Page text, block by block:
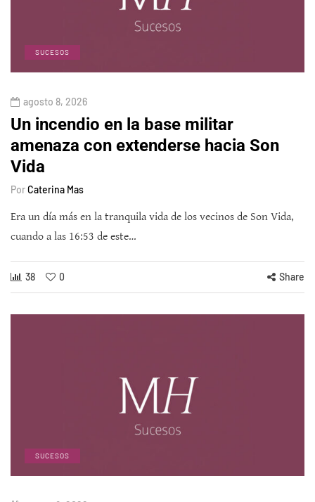
SUCESOS
agosto 8, 2026
Un incendio en la base militar
amenaza con extenderse hacia Son
Vida
PorCaterina Mas
Era un día más en la tranquila vida de los vecinos de Son Vida,
cuando a las 16:53 de este…
38 0 Share
SUCESOS